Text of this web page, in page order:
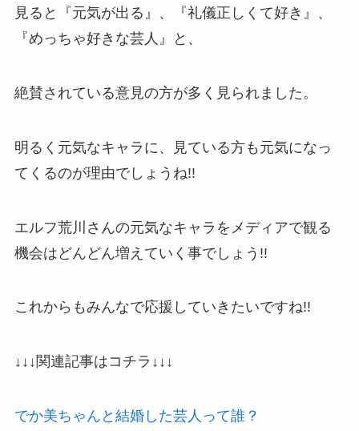
見ると『元気が出る』、『礼儀正しくて好き』、
『めっちゃ好きな芸人』と、
絶賛されている意見の方が多く見られました。
明るく元気なキャラに、見ている方も元気になっ
てくるのが理由でしょうね!!
エルフ荒川さんの元気なキャラをメディアで観る
機会はどんどん増えていく事でしょう!!
これからもみんなで応援していきたいですね!!
↓↓↓関連記事はコチラ↓↓↓
でか美ちゃんと結婚した芸人って誰？